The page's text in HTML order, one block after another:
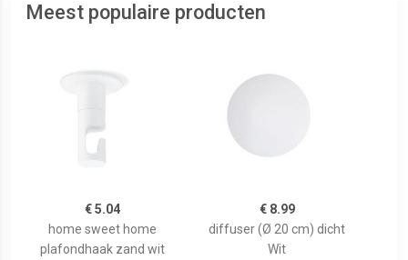
Meest populaire producten
€ 5.04
home sweet home
plafondhaak zand wit
€ 8.99
diffuser (Ø 20 cm) dicht
Wit